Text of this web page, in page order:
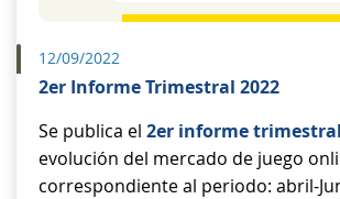
12/09/2022
2er Informe Trimestral 2022
Se publica el 2er informe trimestral
evolución del mercado de juego
correspondiente al periodo: abril-